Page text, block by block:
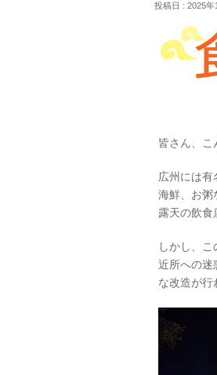
投稿日 : 2025年
皆さん、こ
広州には有
海鮮、お粥
露天の飲食
しかし、
近所への迷
な改造が行